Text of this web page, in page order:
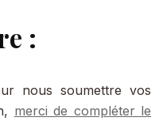
:
nous soumettre vos
merci de compléter le